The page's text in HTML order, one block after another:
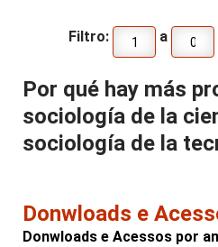
Filtro: a
Por qué hay más
sociología de la
sociología de la
Donwloads e
Donwloads e Acessos por